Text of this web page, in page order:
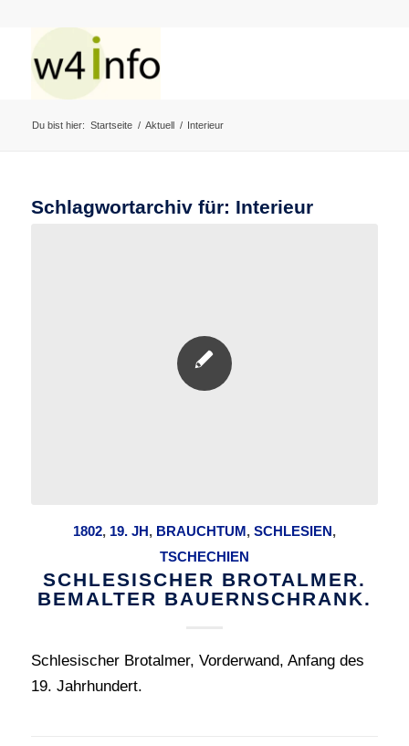
Du bist hier: Startseite / Aktuell / Interieur
Schlagwortarchiv für: Interieur
1802, 19. JH, BRAUCHTUM, SCHLESIEN,
TSCHECHIEN
SCHLESISCHER BROTALMER.
BEMALTER BAUERNSCHRANK.
Schlesischer Brotalmer, Vorderwand, Anfang des
19. Jahrhundert.